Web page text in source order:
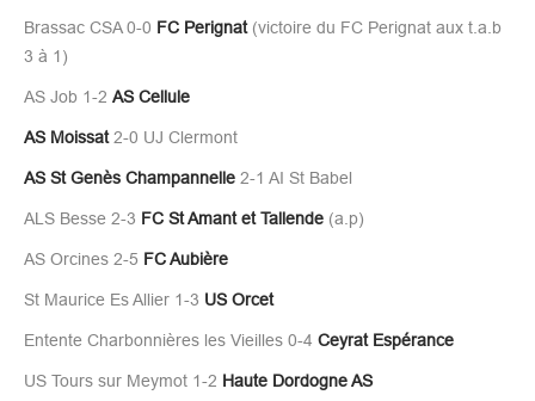
Brassac CSA 0-0 FC Perignat(victoire du FC Perignat aux t.a.b
3 à 1)
AS Job 1-2 AS Cellule
AS Moissat2-0 UJ Clermont
AS St Genès Champannelle 2-1 AI St Babel
ALS Besse 2-3 FC St Amant et Tallende (a.p)
AS Orcines 2-5 FC Aubière
St Maurice Es Allier 1-3 US Orcet
Entente Charbonnières les Vieilles 0-4 Ceyrat Espérance
US Tours sur Meymot 1-2 Haute Dordogne AS